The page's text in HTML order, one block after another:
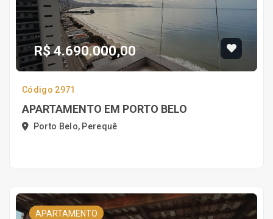
R$ 4.690.000,00
Código 2971
APARTAMENTO EM PORTO BELO
Porto Belo, Perequê
APARTAMENTO